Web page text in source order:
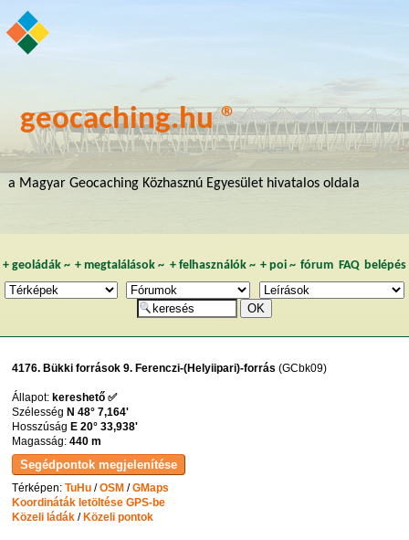
geocaching.hu ®
a Magyar Geocaching Közhasznú Egyesület hivatalos oldala
+ geoládák~ +megtalálások ~ + felhasználók~ + poi~ fórum FAQ belépés
4176. Bükki források 9. Ferenczi-(Helyiipari)-forrás (GCbk09)
Állapot:kereshető ✅
SzélességN 48° 7,164'
HosszúságE 20° 33,938'
Magasság:440 m
Térképen:TuHu /OSM /GMaps
Koordináták letöltése GPS-be
Közeli ládák / Közeli pontok